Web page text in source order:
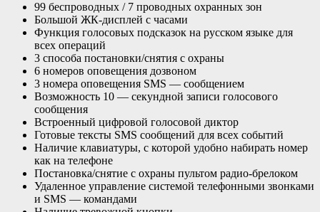
99 беспроводных / 7 проводных охранных зон
Большой ЖК-дисплей с часами
Функция голосовых подсказок на русском языке для
всех операций
3 способа постановки/снятия с охраны
6 номеров оповещения дозвоном
3 номера оповещения SMS — сообщением
Возможность 10 — секундной записи голосового
сообщения
Встроенный цифровой голосовой диктор
Готовые тексты SMS сообщений для всех событий
Наличие клавиатуры, с которой удобно набирать номер
как на телефоне
Постановка/снятие с охраны пультом радио-брелоком
Удаленное управление системой телефонными звонками
и SMS — командами